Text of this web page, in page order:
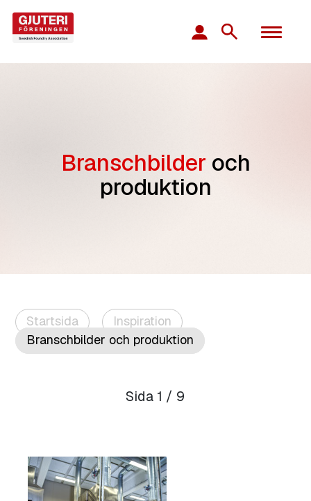
Branschbilder och
produktion
Startsida
Inspiration
Branschbilder och produktion
Sida 1 / 9